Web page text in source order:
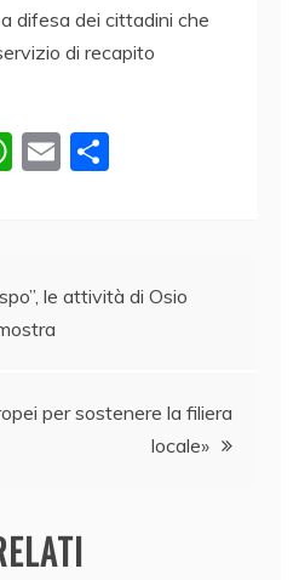
difesa dei cittadini che
di recapito
W
A
p
E
vi
le attività di Osio
per sostenere la filiera
locale»